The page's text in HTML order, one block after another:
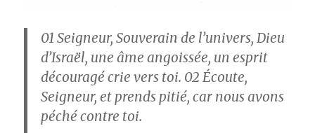
01 Seigneur, Souverain de l’univers, Dieu
d’Israël, une âme angoissée, un esprit
découragé crie vers toi. 02 Écoute,
Seigneur, et prends pitié, car nous avons
péché contre toi.